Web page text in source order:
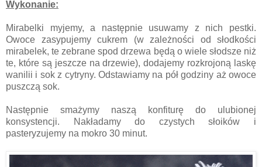
Wykonanie:
Mirabelki myjemy, a następnie usuwamy z nich pestki.
Owoce zasypujemy cukrem (w zależności od słodkości
mirabelek, te zebrane spod drzewa będą o wiele słodsze niż
te, które są jeszcze na drzewie), dodajemy rozkrojoną laskę
wanilii i sok z cytryny. Odstawiamy na pół godziny aż owoce
puszczą sok.
Następnie smażymy naszą konfiturę do ulubionej
konsystencji. Nakładamy do czystych słoików i
pasteryzujemy na mokro 30 minut.